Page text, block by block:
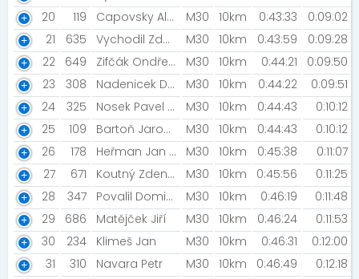
20
119 Capovsky Alexandr M30 10km 0:43:33
0:09:02
21
635 Vychodil Zdeněk M30 10km 0:43:59
0:09:28
22
649 Zifčák Ondřej [Excalibur Army] M30 10km 0:44:21
0:09:50
23
308 Nadenicek David M30 10km 0:44:22
0:09:51
24
325 Nosek Pavel [Rohozec Amix Team] M30 10km 0:44:43
0:10:12
25
109 Bartoň Jaromír M30 10km 0:44:43
0:10:12
26
178 Heřman Jan [Heřmíci] M30 10km 0:45:38
0:11:07
27
671 Koutný Zdeněk M30 10km 0:45:56
0:11:25
28
347 Povalil Dominik M30 10km 0:46:19
0:11:48
29
686 Matějček Jiří M30 10km 0:46:24
0:11:53
30
234 Klimeš Jan M30 10km 0:46:31
0:12:00
31
310 Navara Petr M30 10km 0:46:49
0:12:18